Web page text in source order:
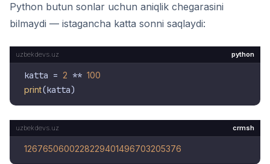
Python butun sonlar uchun aniqlik chegarasini
bilmaydi — istagancha katta sonni saqlaydi:
python
katta = 2 ** 100
print
crmsh
1267650600228229401496703205376